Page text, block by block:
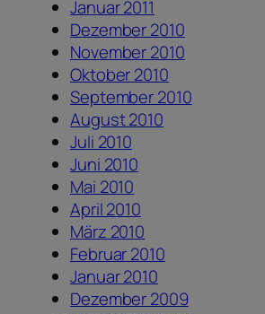
Januar 2011
Dezember 2010
November 2010
Oktober 2010
September 2010
August 2010
Juli 2010
Juni 2010
Mai 2010
April 2010
März 2010
Februar 2010
Januar 2010
Dezember 2009